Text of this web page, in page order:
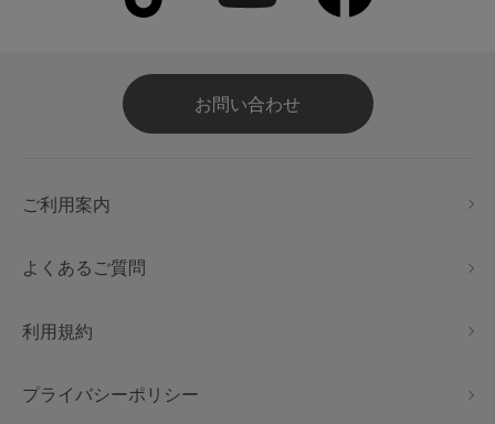
お問い合わせ
ご利用案内
よくあるご質問
利用規約
プライバシーポリシー